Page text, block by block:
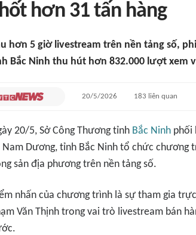
hơn 31 tấn hàng
hơn 5 giờ livestream trên nền tảng số,
Bắc Ninh thu hút hơn 832.000 lượt xem
20/5/2026 183 liên quan
20/5, Sở Công Thương tỉnh Bắc Ninh phối
Nam Dương, tỉnh Bắc Ninh tổ chức chương
sản địa phương trên nền tảng số.
nhấn của chương trình là sự tham gia
Văn Thịnh trong vai trò livestream bán